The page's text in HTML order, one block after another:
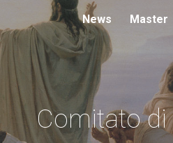
Skip to main content
News Master
Comitato di